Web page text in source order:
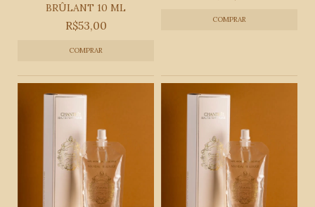
BRÛLANT 10 ML
R$53,00